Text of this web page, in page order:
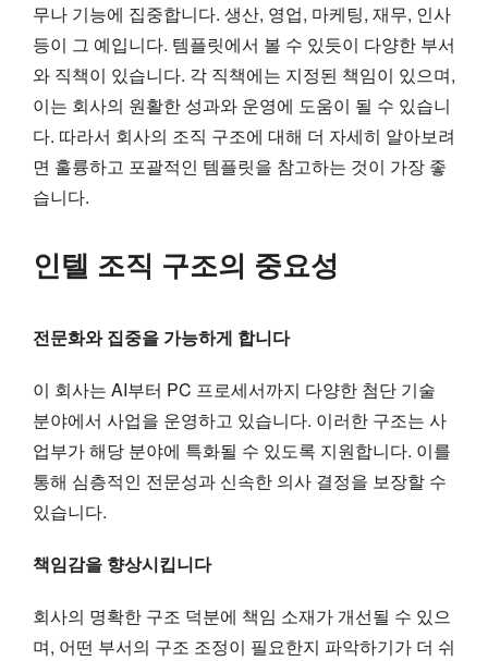
무나 기능에 집중합니다. 생산, 영업, 마케팅, 재무, 인사
등이 그 예입니다. 템플릿에서 볼 수 있듯이 다양한 부서
와 직책이 있습니다. 각 직책에는 지정된 책임이 있으며,
이는 회사의 원활한 성과와 운영에 도움이 될 수 있습니
다. 따라서 회사의 조직 구조에 대해 더 자세히 알아보려
면 훌륭하고 포괄적인 템플릿을 참고하는 것이 가장 좋
습니다.
인텔 조직 구조의 중요성
전문화와 집중을 가능하게 합니다
이 회사는 AI부터 PC 프로세서까지 다양한 첨단 기술
분야에서 사업을 운영하고 있습니다. 이러한 구조는 사
업부가 해당 분야에 특화될 수 있도록 지원합니다. 이를
통해 심층적인 전문성과 신속한 의사 결정을 보장할 수
있습니다.
책임감을 향상시킵니다
회사의 명확한 구조 덕분에 책임 소재가 개선될 수 있으
며, 어떤 부서의 구조 조정이 필요한지 파악하기가 더 쉬